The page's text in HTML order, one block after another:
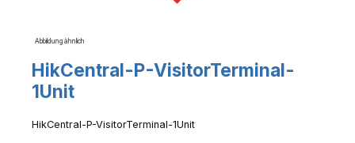
Abbildung ähnlich
HikCentral-P-VisitorTerminal-
1Unit
HikCentral-P-VisitorTerminal-1Unit